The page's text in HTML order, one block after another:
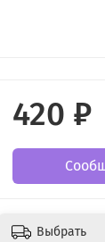
420 ₽
Выбрать